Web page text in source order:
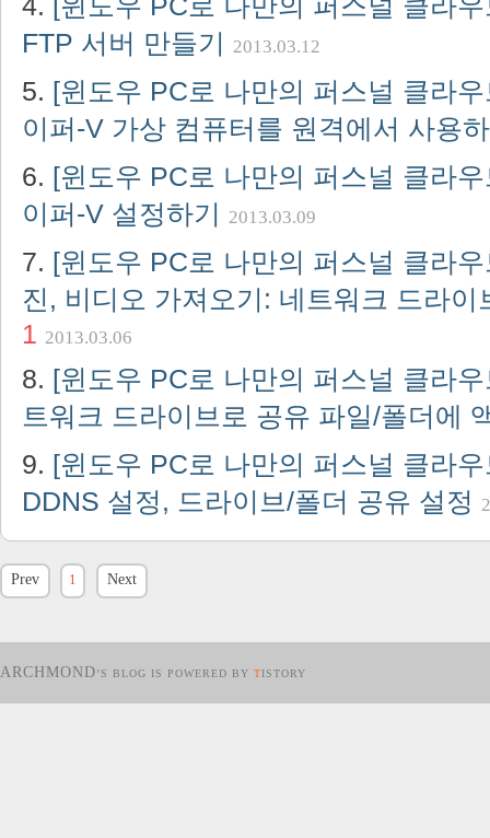
FTP 서버 만들기 2013.03.12
[윈도우 PC로 나만의 퍼스널 클라
이퍼-V 가상 컴퓨터를 원격에서 사용
[윈도우 PC로 나만의 퍼스널 클라
이퍼-V 설정하기 2013.03.09
[윈도우 PC로 나만의 퍼스널 클라
진, 비디오 가져오기: 네트워크 드라이
1 2013.03.06
[윈도우 PC로 나만의 퍼스널 클라
트워크 드라이브로 공유 파일/폴더에
[윈도우 PC로 나만의 퍼스널 클라
DDNS 설정, 드라이브/폴더 공유 설정
Prev 1 Next
ARCHMOND’S BLOG IS POWERED BY TISTORY